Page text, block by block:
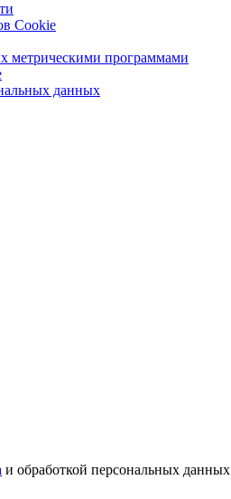
Cookie
метрическими программами
данных
и обработкой персональных данных